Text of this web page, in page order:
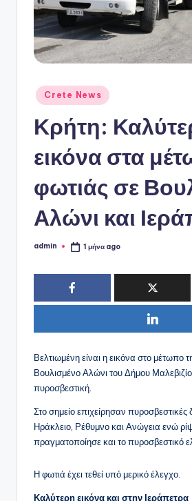
P
o
Αναρτήθηκε
σε
Crete News
Κρήτη:
εικόνα στα
φωτιάς σε
Αλώνι και
Συγγραφέας:
admin 1 μήνα ago
Βελτιωμένη είναι η εικόνα στο μέτωπο
Βουλισμένο Αλώνι του Δήμου
πυροσβεστική.
Στο σημείο επιχείρησαν πυροσβεστικές
Ηράκλειο, Ρέθυμνο και Ανώγεια ενώ
πραγματοποίησε και το πυροσβεστικό
Η φωτιά έχει τεθεί υπό μερικό έλεγχο.
Καλύτερη εικόνα και στην Ιεράπετρα